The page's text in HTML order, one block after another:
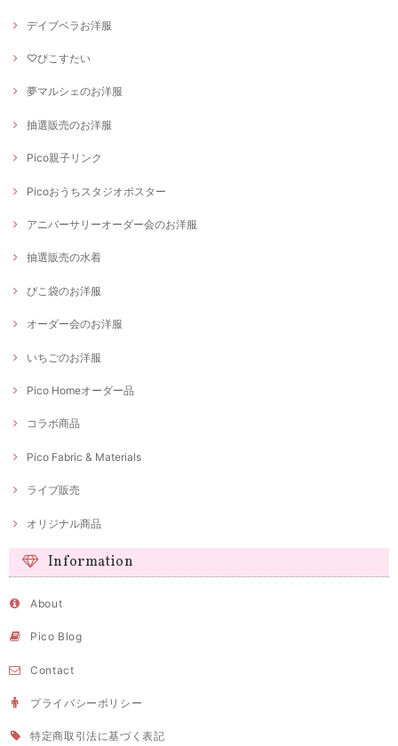
デイブベラお洋服
♡ぴこすたい
夢マルシェのお洋服
抽選販売のお洋服
Pico親子リンク
Picoおうちスタジオポスター
アニバーサリーオーダー会のお洋服
抽選販売の水着
ぴこ袋のお洋服
オーダー会のお洋服
いちごのお洋服
Pico Homeオーダー品
コラボ商品
Pico Fabric & Materials
ライブ販売
オリジナル商品
Information
About
Pico Blog
Contact
プライバシーポリシー
特定商取引法に基づく表記